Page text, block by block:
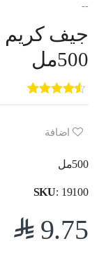
--
جيف كريم
500مل
5
out of
5
3
customer
ratings
اضافة
500مل
SKU: 19100
9.75
$